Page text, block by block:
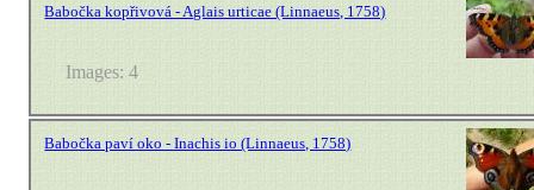
Babočka kopřivová - Aglais urticae (Linnaeus, 1758)
Images: 4
Babočka paví oko - Inachis io (Linnaeus, 1758)